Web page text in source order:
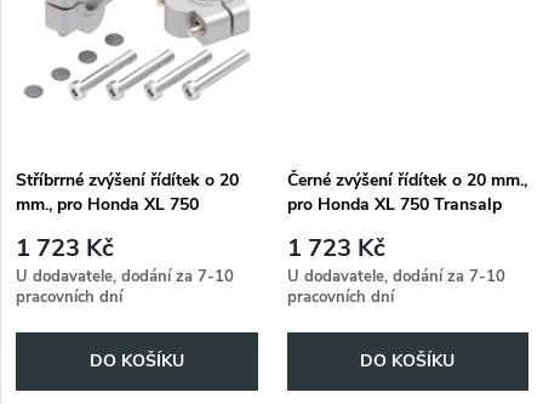
Stříbrrné zvýšení řídítek o 20
mm., pro Honda XL 750
- Silber
1 723 Kč
U dodavatele, dodání za 7-10
pracovních dní
DO KOŠÍKU
Černé zvýšení řídítek o 20 mm.,
pro Honda XL 750 Transalp
Schwarz
1 723 Kč
U dodavatele, dodání za 7-10
pracovních dní
DO KOŠÍKU